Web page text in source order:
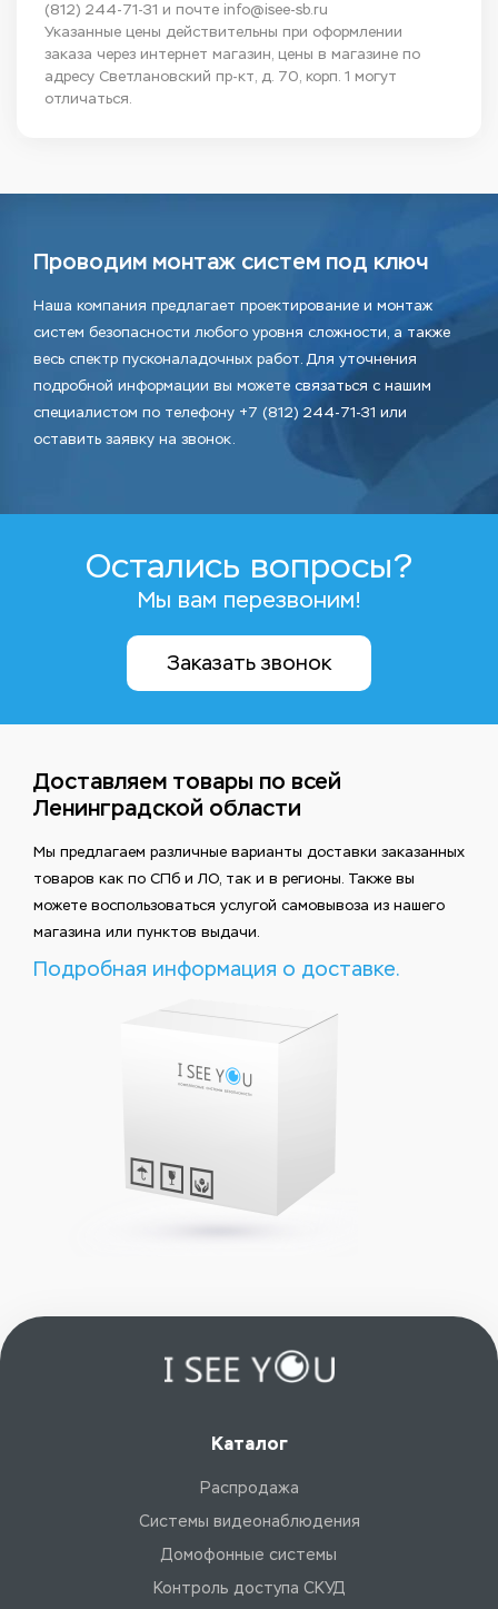
(812) 244-71-31 и почте info@isee-sb.ru
Указанные цены действительны при оформлении
заказа через интернет магазин, цены в магазине по
адресу Светлановский пр-кт, д. 70, корп. 1 могут
отличаться.
Проводим монтаж систем под ключ
Наша компания предлагает проектирование и монтаж
систем безопасности любого уровня сложности, а также
весь спектр пусконаладочных работ. Для уточнения
подробной информации вы можете связаться с нашим
специалистом по телефону +7 (812) 244-71-31 или
оставить заявку на звонок.
Остались вопросы?
Мы вам перезвоним!
Заказать звонок
Доставляем товары по всей
Ленинградской области
Мы предлагаем различные варианты доставки заказанных
товаров как по СПб и ЛО, так и в регионы. Также вы
можете воспользоваться услугой самовывоза из нашего
магазина или пунктов выдачи.
Подробная информация о доставке.
Каталог
Распродажа
Системы видеонаблюдения
Домофонные системы
Контроль доступа СКУД